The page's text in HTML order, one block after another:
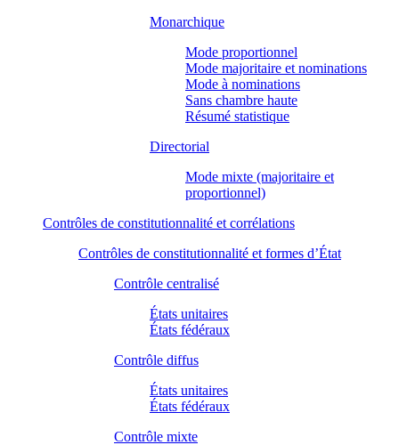
Monarchique
Mode proportionnel
Mode majoritaire et nominations
Mode à nominations
Sans chambre haute
Résumé statistique
Directorial
Mode mixte (majoritaire et
proportionnel)
Contrôles de constitutionnalité et corrélations
Contrôles de constitutionnalité et formes d’État
Contrôle centralisé
États unitaires
États fédéraux
Contrôle diffus
États unitaires
États fédéraux
Contrôle mixte